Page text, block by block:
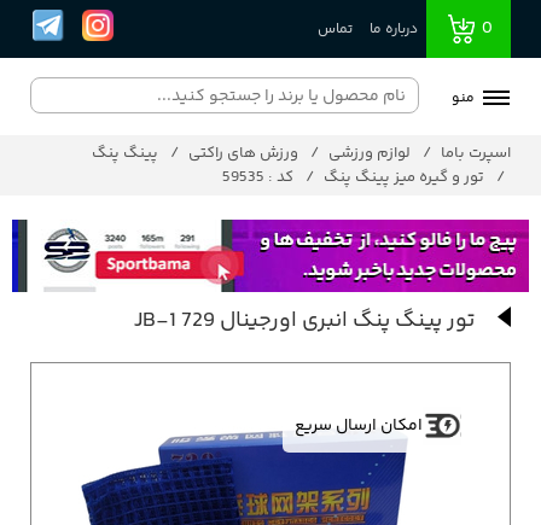
0 درباره ما تماس
منو
اسپرت باما لوازم ورزشی ورزش های راکتی
پینگ پنگ
تور و گیره میز پینگ پنگ
کد : 59535
تور پینگ پنگ انبری اورجینال 729 JB-1
امکان ارسال سریع